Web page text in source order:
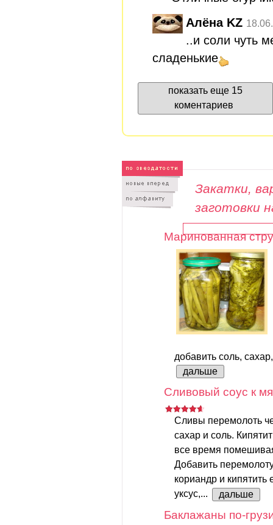
Алёна KZ
..и соли чуть
сладенькие
показать еще 15
коментариев
Закатки,
заготовки
Маринованная
добавить соль,
дальше
Сливовый соус к
Сливы перемолоть
сахар и соль.
все время
Добавить
кориандр и
уксус,...
дальше
Баклажаны по-